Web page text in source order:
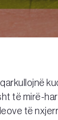
të mirë-
të